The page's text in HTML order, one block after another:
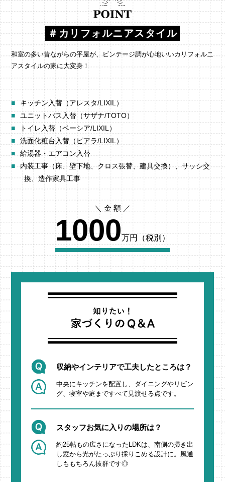
＃カリフォルニアスタイル
和室の多い昔ながらの平屋が、ビンテージ調が心地いいカリフォルニ
アスタイルの家に大変身！
キッチン入替（アレスタ/LIXIL）
ユニットバス入替（サザナ/TOTO）
トイレ入替（ベーシア/LIXIL）
洗面化粧台入替（ピアラ/LIXIL）
給湯器・エアコン入替
内装工事（床、壁下地、クロス張替、建具交換）、サッシ交
換、造作家具工事
1000万円（税別）
収納やインテリアで工夫したところは？
中央にキッチンを配置し、ダイニングやリビン
グ、寝室や庭まですべて見渡せる点です。
スタッフお気に入りの場所は？
約25帖もの広さになったLDKは、南側の掃き出
し窓から光がたっぷり採りこめる設計に。風通
しももちろん抜群です◎